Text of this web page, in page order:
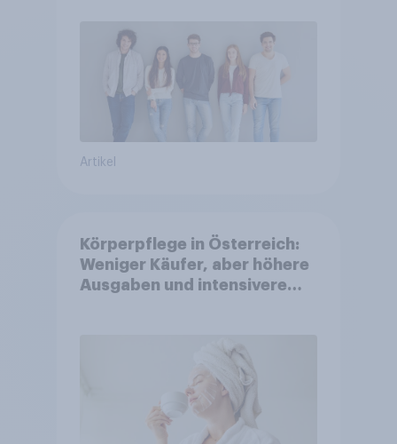
Artikel
Körperpflege in Österreich:
Weniger Käufer, aber höhere
Ausgaben und intensivere